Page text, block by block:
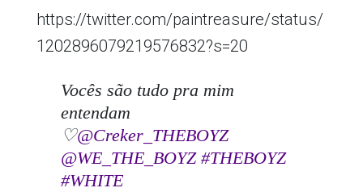
https://twitter.com/paintreasure/status/
1202896079219576832?s=20
Vocês são tudo pra mim
entendam
♡@Creker_THEBOYZ
@WE_THE_BOYZ #THEBOYZ
#WHITE